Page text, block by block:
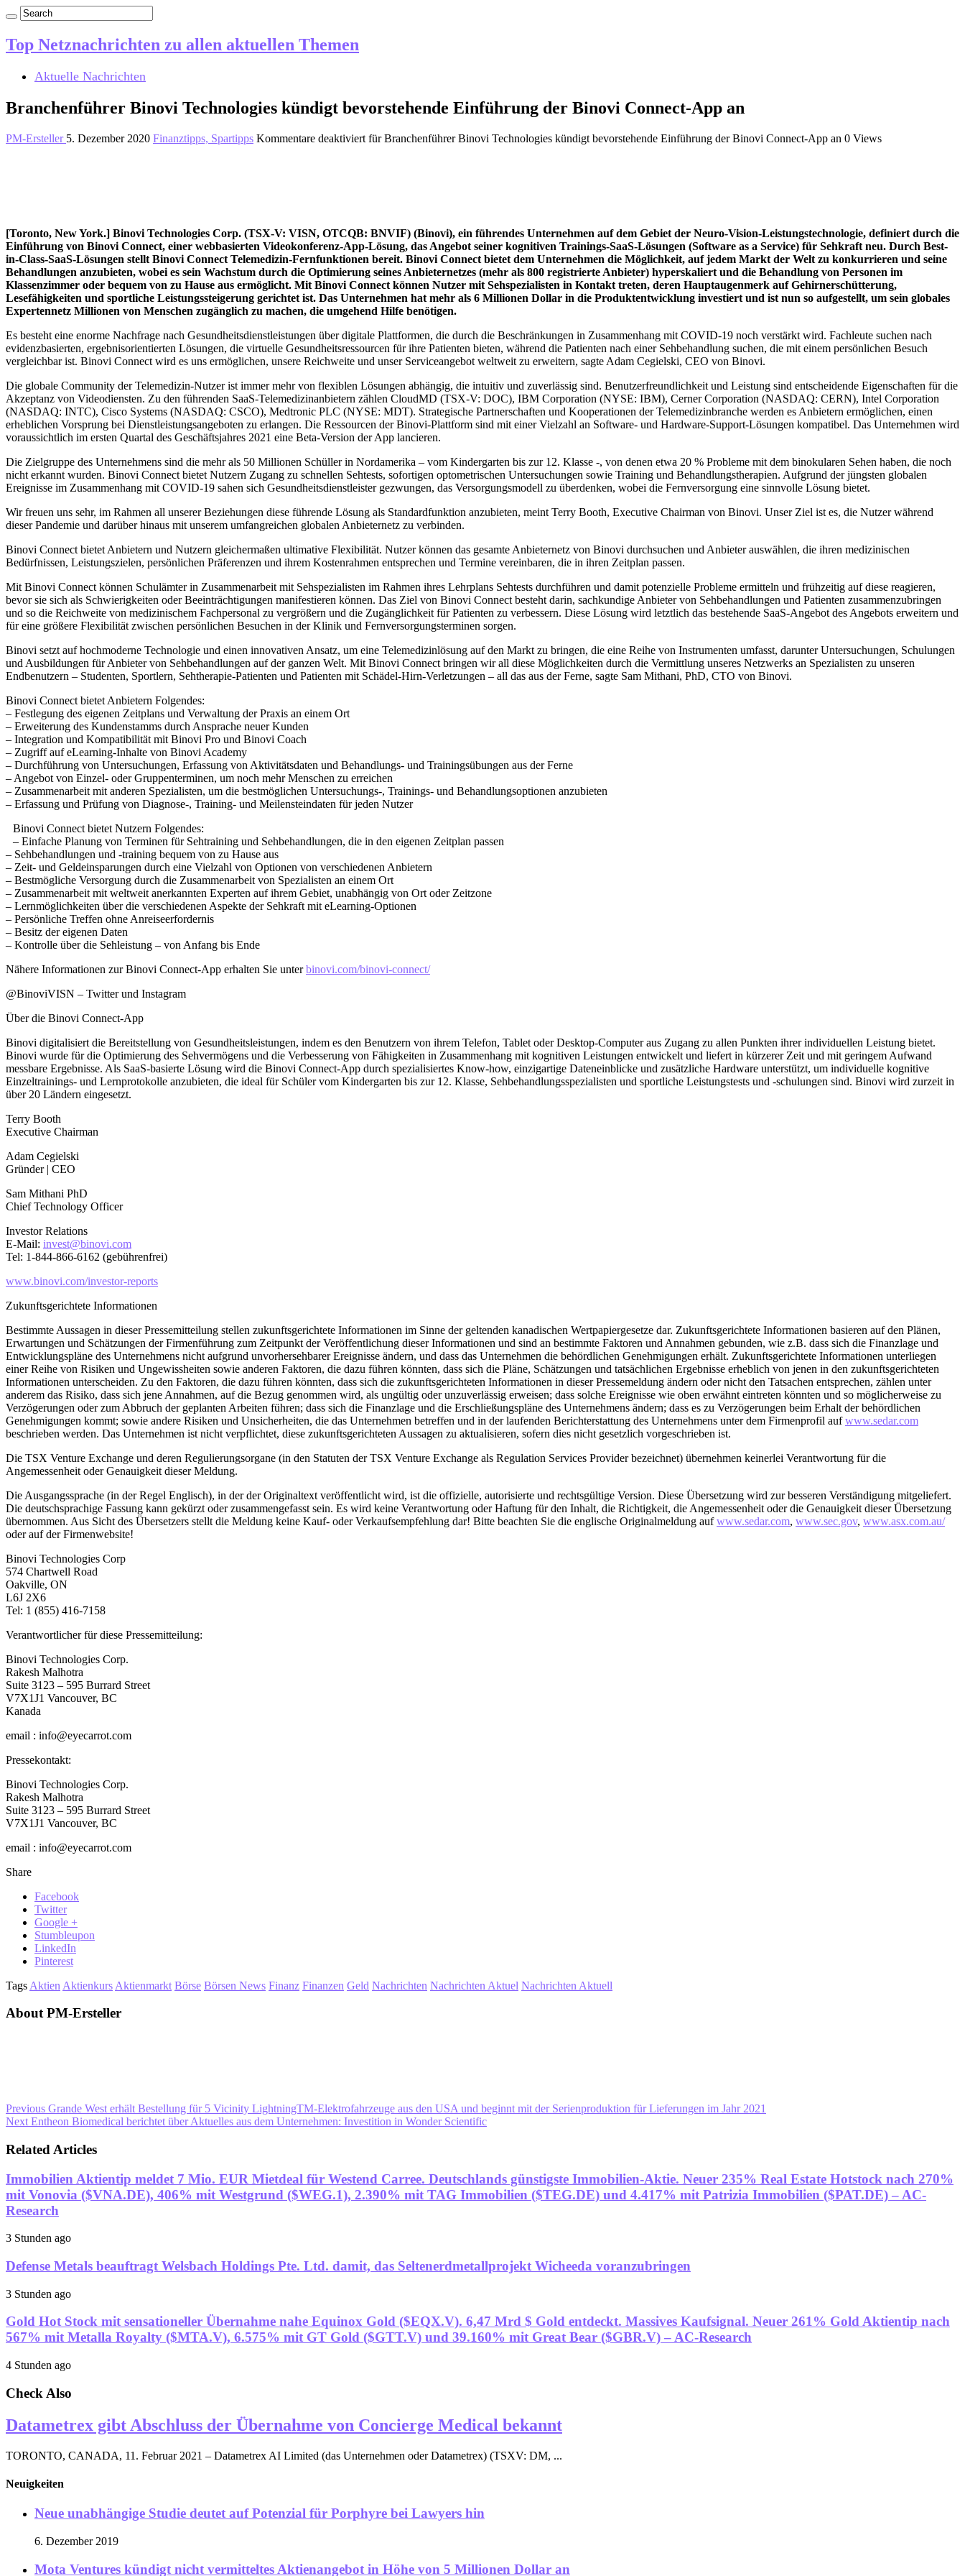
Top Netznachrichten zu allen aktuellen Themen
Aktuelle Nachrichten
Branchenführer Binovi Technologies kündigt bevorstehende Einführung der Binovi Connect-App an
PM-Ersteller 5. Dezember 2020 Finanztipps, Spartipps Kommentare deaktiviert für Branchenführer Binovi Technologies kündigt bevorstehende Einführung der Binovi Connect-App an 0 Views
[Toronto, New York.] Binovi Technologies Corp. (TSX-V: VISN, OTCQB: BNVIF) (Binovi), ein führendes Unternehmen auf dem Gebiet der Neuro-Vision-Leistungstechnologie, definiert durch die
Einführung von Binovi Connect, einer webbasierten Videokonferenz-App-Lösung, das Angebot seiner kognitiven Trainings-SaaS-Lösungen (Software as a Service) für Sehkraft neu. Durch Best-
in-Class-SaaS-Lösungen stellt Binovi Connect Telemedizin-Fernfunktionen bereit. Binovi Connect bietet dem Unternehmen die Möglichkeit, auf jedem Markt der Welt zu konkurrieren und seine
Behandlungen anzubieten, wobei es sein Wachstum durch die Optimierung seines Anbieternetzes (mehr als 800 registrierte Anbieter) hyperskaliert und die Behandlung von Personen im
Klassenzimmer oder bequem von zu Hause aus ermöglicht. Mit Binovi Connect können Nutzer mit Sehspezialisten in Kontakt treten, deren Hauptaugenmerk auf Gehirnerschütterung,
Lesefähigkeiten und sportliche Leistungssteigerung gerichtet ist. Das Unternehmen hat mehr als 6 Millionen Dollar in die Produktentwicklung investiert und ist nun so aufgestellt, um sein globales
Expertennetz Millionen von Menschen zugänglich zu machen, die umgehend Hilfe benötigen.
Es besteht eine enorme Nachfrage nach Gesundheitsdienstleistungen über digitale Plattformen, die durch die Beschränkungen in Zusammenhang mit COVID-19 noch verstärkt wird. Fachleute suchen nach
evidenzbasierten, ergebnisorientierten Lösungen, die virtuelle Gesundheitsressourcen für ihre Patienten bieten, während die Patienten nach einer Sehbehandlung suchen, die mit einem persönlichen Besuch
vergleichbar ist. Binovi Connect wird es uns ermöglichen, unsere Reichweite und unser Serviceangebot weltweit zu erweitern, sagte Adam Cegielski, CEO von Binovi.
Die globale Community der Telemedizin-Nutzer ist immer mehr von flexiblen Lösungen abhängig, die intuitiv und zuverlässig sind. Benutzerfreundlichkeit und Leistung sind entscheidende Eigenschaften für die
Akzeptanz von Videodiensten. Zu den führenden SaaS-Telemedizinanbietern zählen CloudMD (TSX-V: DOC), IBM Corporation (NYSE: IBM), Cerner Corporation (NASDAQ: CERN), Intel Corporation
(NASDAQ: INTC), Cisco Systems (NASDAQ: CSCO), Medtronic PLC (NYSE: MDT). Strategische Partnerschaften und Kooperationen der Telemedizinbranche werden es Anbietern ermöglichen, einen
erheblichen Vorsprung bei Dienstleistungsangeboten zu erlangen. Die Ressourcen der Binovi-Plattform sind mit einer Vielzahl an Software- und Hardware-Support-Lösungen kompatibel. Das Unternehmen wird
voraussichtlich im ersten Quartal des Geschäftsjahres 2021 eine Beta-Version der App lancieren.
Die Zielgruppe des Unternehmens sind die mehr als 50 Millionen Schüller in Nordamerika – vom Kindergarten bis zur 12. Klasse -, von denen etwa 20 % Probleme mit dem binokularen Sehen haben, die noch
nicht erkannt wurden. Binovi Connect bietet Nutzern Zugang zu schnellen Sehtests, sofortigen optometrischen Untersuchungen sowie Training und Behandlungstherapien. Aufgrund der jüngsten globalen
Ereignisse im Zusammenhang mit COVID-19 sahen sich Gesundheitsdienstleister gezwungen, das Versorgungsmodell zu überdenken, wobei die Fernversorgung eine sinnvolle Lösung bietet.
Wir freuen uns sehr, im Rahmen all unserer Beziehungen diese führende Lösung als Standardfunktion anzubieten, meint Terry Booth, Executive Chairman von Binovi. Unser Ziel ist es, die Nutzer während
dieser Pandemie und darüber hinaus mit unserem umfangreichen globalen Anbieternetz zu verbinden.
Binovi Connect bietet Anbietern und Nutzern gleichermaßen ultimative Flexibilität. Nutzer können das gesamte Anbieternetz von Binovi durchsuchen und Anbieter auswählen, die ihren medizinischen
Bedürfnissen, Leistungszielen, persönlichen Präferenzen und ihrem Kostenrahmen entsprechen und Termine vereinbaren, die in ihren Zeitplan passen.
Mit Binovi Connect können Schulämter in Zusammenarbeit mit Sehspezialisten im Rahmen ihres Lehrplans Sehtests durchführen und damit potenzielle Probleme ermitteln und frühzeitig auf diese reagieren,
bevor sie sich als Schwierigkeiten oder Beeinträchtigungen manifestieren können. Das Ziel von Binovi Connect besteht darin, sachkundige Anbieter von Sehbehandlungen und Patienten zusammenzubringen
und so die Reichweite von medizinischem Fachpersonal zu vergrößern und die Zugänglichkeit für Patienten zu verbessern. Diese Lösung wird letztlich das bestehende SaaS-Angebot des Angebots erweitern und
für eine größere Flexibilität zwischen persönlichen Besuchen in der Klinik und Fernversorgungsterminen sorgen.
Binovi setzt auf hochmoderne Technologie und einen innovativen Ansatz, um eine Telemedizinlösung auf den Markt zu bringen, die eine Reihe von Instrumenten umfasst, darunter Untersuchungen, Schulungen
und Ausbildungen für Anbieter von Sehbehandlungen auf der ganzen Welt. Mit Binovi Connect bringen wir all diese Möglichkeiten durch die Vermittlung unseres Netzwerks an Spezialisten zu unseren
Endbenutzern – Studenten, Sportlern, Sehtherapie-Patienten und Patienten mit Schädel-Hirn-Verletzungen – all das aus der Ferne, sagte Sam Mithani, PhD, CTO von Binovi.
Binovi Connect bietet Anbietern Folgendes:
– Festlegung des eigenen Zeitplans und Verwaltung der Praxis an einem Ort
– Erweiterung des Kundenstamms durch Ansprache neuer Kunden
– Integration und Kompatibilität mit Binovi Pro und Binovi Coach
– Zugriff auf eLearning-Inhalte von Binovi Academy
– Durchführung von Untersuchungen, Erfassung von Aktivitätsdaten und Behandlungs- und Trainingsübungen aus der Ferne
– Angebot von Einzel- oder Gruppenterminen, um noch mehr Menschen zu erreichen
– Zusammenarbeit mit anderen Spezialisten, um die bestmöglichen Untersuchungs-, Trainings- und Behandlungsoptionen anzubieten
– Erfassung und Prüfung von Diagnose-, Training- und Meilensteindaten für jeden Nutzer
Binovi Connect bietet Nutzern Folgendes:
– Einfache Planung von Terminen für Sehtraining und Sehbehandlungen, die in den eigenen Zeitplan passen
– Sehbehandlungen und -training bequem von zu Hause aus
– Zeit- und Geldeinsparungen durch eine Vielzahl von Optionen von verschiedenen Anbietern
– Bestmögliche Versorgung durch die Zusammenarbeit von Spezialisten an einem Ort
– Zusammenarbeit mit weltweit anerkannten Experten auf ihrem Gebiet, unabhängig von Ort oder Zeitzone
– Lernmöglichkeiten über die verschiedenen Aspekte der Sehkraft mit eLearning-Optionen
– Persönliche Treffen ohne Anreiseerfordernis
– Besitz der eigenen Daten
– Kontrolle über die Sehleistung – von Anfang bis Ende
Nähere Informationen zur Binovi Connect-App erhalten Sie unterbinovi.com/binovi-connect/
@BinoviVISN – Twitter und Instagram
Über die Binovi Connect-App
Binovi digitalisiert die Bereitstellung von Gesundheitsleistungen, indem es den Benutzern von ihrem Telefon, Tablet oder Desktop-Computer aus Zugang zu allen Punkten ihrer individuellen Leistung bietet.
Binovi wurde für die Optimierung des Sehvermögens und die Verbesserung von Fähigkeiten in Zusammenhang mit kognitiven Leistungen entwickelt und liefert in kürzerer Zeit und mit geringem Aufwand
messbare Ergebnisse. Als SaaS-basierte Lösung wird die Binovi Connect-App durch spezialisiertes Know-how, einzigartige Dateneinblicke und zusätzliche Hardware unterstützt, um individuelle kognitive
Einzeltrainings- und Lernprotokolle anzubieten, die ideal für Schüler vom Kindergarten bis zur 12. Klasse, Sehbehandlungsspezialisten und sportliche Leistungstests und -schulungen sind. Binovi wird zurzeit in
über 20 Ländern eingesetzt.
Terry Booth
Executive Chairman
Adam Cegielski
Gründer | CEO
Sam Mithani PhD
Chief Technology Officer
Investor Relations
E-Mail: invest@binovi.com
Tel: 1-844-866-6162 (gebührenfrei)
www.binovi.com/investor-reports
Zukunftsgerichtete Informationen
Bestimmte Aussagen in dieser Pressemitteilung stellen zukunftsgerichtete Informationen im Sinne der geltenden kanadischen Wertpapiergesetze dar. Zukunftsgerichtete Informationen basieren auf den Plänen,
Erwartungen und Schätzungen der Firmenführung zum Zeitpunkt der Veröffentlichung dieser Informationen und sind an bestimmte Faktoren und Annahmen gebunden, wie z.B. dass sich die Finanzlage und
Entwicklungspläne des Unternehmens nicht aufgrund unvorhersehbarer Ereignisse ändern, und dass das Unternehmen die behördlichen Genehmigungen erhält. Zukunftsgerichtete Informationen unterliegen
einer Reihe von Risiken und Ungewissheiten sowie anderen Faktoren, die dazu führen könnten, dass sich die Pläne, Schätzungen und tatsächlichen Ergebnisse erheblich von jenen in den zukunftsgerichteten
Informationen unterscheiden. Zu den Faktoren, die dazu führen könnten, dass sich die zukunftsgerichteten Informationen in dieser Pressemeldung ändern oder nicht den Tatsachen entsprechen, zählen unter
anderem das Risiko, dass sich jene Annahmen, auf die Bezug genommen wird, als ungültig oder unzuverlässig erweisen; dass solche Ereignisse wie oben erwähnt eintreten könnten und so möglicherweise zu
Verzögerungen oder zum Abbruch der geplanten Arbeiten führen; dass sich die Finanzlage und die Erschließungspläne des Unternehmens ändern; dass es zu Verzögerungen beim Erhalt der behördlichen
Genehmigungen kommt; sowie andere Risiken und Unsicherheiten, die das Unternehmen betreffen und in der laufenden Berichterstattung des Unternehmens unter dem Firmenprofil aufwww.sedar.com
beschrieben werden. Das Unternehmen ist nicht verpflichtet, diese zukunftsgerichteten Aussagen zu aktualisieren, sofern dies nicht gesetzlich vorgeschrieben ist.
Die TSX Venture Exchange und deren Regulierungsorgane (in den Statuten der TSX Venture Exchange als Regulation Services Provider bezeichnet) übernehmen keinerlei Verantwortung für die
Angemessenheit oder Genauigkeit dieser Meldung.
Die Ausgangssprache (in der Regel Englisch), in der der Originaltext veröffentlicht wird, ist die offizielle, autorisierte und rechtsgültige Version. Diese Übersetzung wird zur besseren Verständigung mitgeliefert.
Die deutschsprachige Fassung kann gekürzt oder zusammengefasst sein. Es wird keine Verantwortung oder Haftung für den Inhalt, die Richtigkeit, die Angemessenheit oder die Genauigkeit dieser Übersetzung
übernommen. Aus Sicht des Übersetzers stellt die Meldung keine Kauf- oder Verkaufsempfehlung dar! Bitte beachten Sie die englische Originalmeldung aufwww.sedar.com, www.sec.gov, www.asx.com.au/
oder auf der Firmenwebsite!
Binovi Technologies Corp
574 Chartwell Road
Oakville, ON
L6J 2X6
Tel: 1 (855) 416-7158
Verantwortlicher für diese Pressemitteilung:
Binovi Technologies Corp.
Rakesh Malhotra
Suite 3123 – 595 Burrard Street
V7X1J1 Vancouver, BC
Kanada
email : info@eyecarrot.com
Pressekontakt:
Binovi Technologies Corp.
Rakesh Malhotra
Suite 3123 – 595 Burrard Street
V7X1J1 Vancouver, BC
email : info@eyecarrot.com
Share
Facebook
Twitter
Google +
Stumbleupon
LinkedIn
Pinterest
Tags Aktien Aktienkurs Aktienmarkt Börse Börsen News Finanz Finanzen Geld Nachrichten Nachrichten Aktuel Nachrichten Aktuell
About PM-Ersteller
Previous Grande West erhält Bestellung für 5 Vicinity LightningTM-Elektrofahrzeuge aus den USA und beginnt mit der Serienproduktion für Lieferungen im Jahr 2021
Next Entheon Biomedical berichtet über Aktuelles aus dem Unternehmen: Investition in Wonder Scientific
Related Articles
Immobilien Aktientip meldet 7 Mio. EUR Mietdeal für Westend Carree. Deutschlands günstigste Immobilien-Aktie. Neuer 235% Real Estate Hotstock nach 270%
mit Vonovia ($VNA.DE), 406% mit Westgrund ($WEG.1), 2.390% mit TAG Immobilien ($TEG.DE) und 4.417% mit Patrizia Immobilien ($PAT.DE) – AC-
Research
3 Stunden ago
Defense Metals beauftragt Welsbach Holdings Pte. Ltd. damit, das Seltenerdmetallprojekt Wicheeda voranzubringen
3 Stunden ago
Gold Hot Stock mit sensationeller Übernahme nahe Equinox Gold ($EQX.V). 6,47 Mrd $ Gold entdeckt. Massives Kaufsignal. Neuer 261% Gold Aktientip nach
567% mit Metalla Royalty ($MTA.V), 6.575% mit GT Gold ($GTT.V) und 39.160% mit Great Bear ($GBR.V) – AC-Research
4 Stunden ago
Check Also
Datametrex gibt Abschluss der Übernahme von Concierge Medical bekannt
TORONTO, CANADA, 11. Februar 2021 – Datametrex AI Limited (das Unternehmen oder Datametrex) (TSXV: DM, ...
Neuigkeiten
Neue unabhängige Studie deutet auf Potenzial für Porphyre bei Lawyers hin
6. Dezember 2019
Mota Ventures kündigt nicht vermitteltes Aktienangebot in Höhe von 5 Millionen Dollar an